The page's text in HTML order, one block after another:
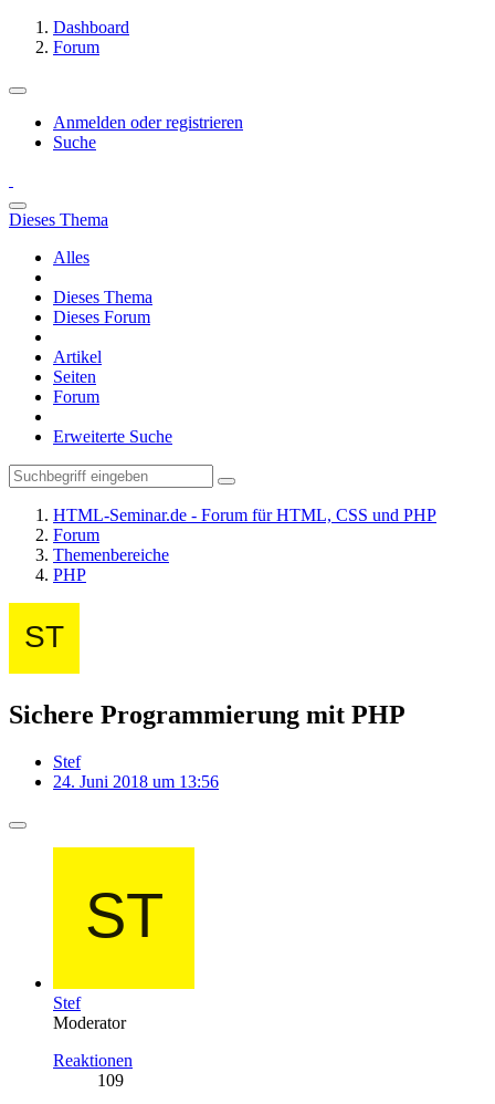
Dashboard
Forum
Anmelden oder registrieren
Suche
Dieses Thema
Alles
Dieses Thema
Dieses Forum
Artikel
Seiten
Forum
Erweiterte Suche
HTML-Seminar.de - Forum für HTML, CSS und PHP
Forum
Themenbereiche
PHP
Sichere Programmierung mit PHP
Stef
24. Juni 2018 um 13:56
Stef
Moderator
Reaktionen
109